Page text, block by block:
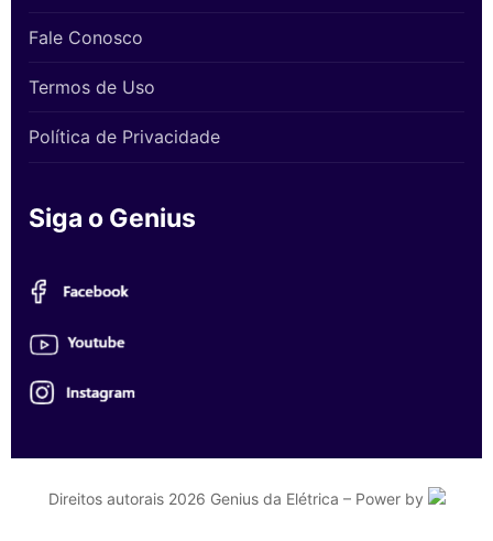
Fale Conosco
Termos de Uso
Política de Privacidade
Siga o Genius
Direitos autorais 2026 Genius da Elétrica – Power by